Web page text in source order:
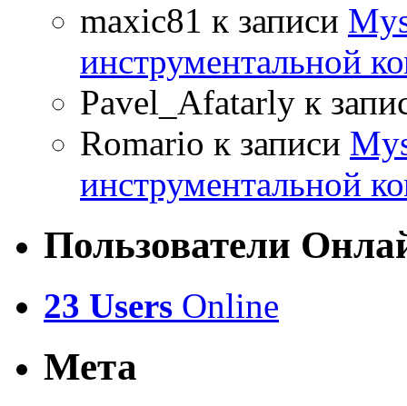
maxic81 к записи
инструментальной
Pavel_Afatarly к
Romario к записи
инструментальной
Пользователи
23 Users Online
Мета